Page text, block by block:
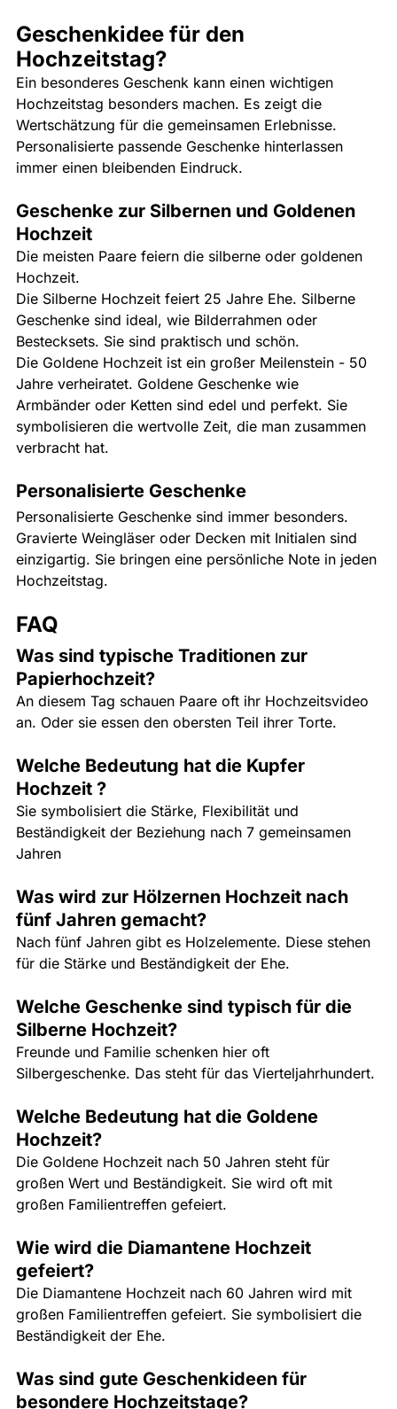
Geschenkidee für den
Hochzeitstag?
Ein besonderes Geschenk kann einen wichtigen
Hochzeitstag besonders machen. Es zeigt die
Wertschätzung für die gemeinsamen Erlebnisse.
Personalisierte passende Geschenke hinterlassen
immer einen bleibenden Eindruck.
Geschenke zur Silbernen und Goldenen
Hochzeit
Die meisten Paare feiern die silberne oder goldenen
Hochzeit.
Die Silberne Hochzeit feiert 25 Jahre Ehe. Silberne
Geschenke sind ideal, wie Bilderrahmen oder
Bestecksets. Sie sind praktisch und schön.
Die Goldene Hochzeit ist ein großer Meilenstein - 50
Jahre verheiratet. Goldene Geschenke wie
Armbänder oder Ketten sind edel und perfekt. Sie
symbolisieren die wertvolle Zeit, die man zusammen
verbracht hat.
Personalisierte Geschenke
Personalisierte Geschenke sind immer besonders.
Gravierte Weingläser oder Decken mit Initialen sind
einzigartig. Sie bringen eine persönliche Note in jeden
Hochzeitstag.
FAQ
Was sind typische Traditionen zur
Papierhochzeit?
An diesem Tag schauen Paare oft ihr Hochzeitsvideo
an. Oder sie essen den obersten Teil ihrer Torte.
Welche Bedeutung hat die Kupfer
Hochzeit ?
Sie symbolisiert die Stärke, Flexibilität und
Beständigkeit der Beziehung nach 7 gemeinsamen
Jahren
Was wird zur Hölzernen Hochzeit nach
fünf Jahren gemacht?
Nach fünf Jahren gibt es Holzelemente. Diese stehen
für die Stärke und Beständigkeit der Ehe.
Welche Geschenke sind typisch für die
Silberne Hochzeit?
Freunde und Familie schenken hier oft
Silbergeschenke. Das steht für das Vierteljahrhundert.
Welche Bedeutung hat die Goldene
Hochzeit?
Die Goldene Hochzeit nach 50 Jahren steht für
großen Wert und Beständigkeit. Sie wird oft mit
großen Familientreffen gefeiert.
Wie wird die Diamantene Hochzeit
gefeiert?
Die Diamantene Hochzeit nach 60 Jahren wird mit
großen Familientreffen gefeiert. Sie symbolisiert die
Beständigkeit der Ehe.
Was sind gute Geschenkideen für
besondere Hochzeitstage?